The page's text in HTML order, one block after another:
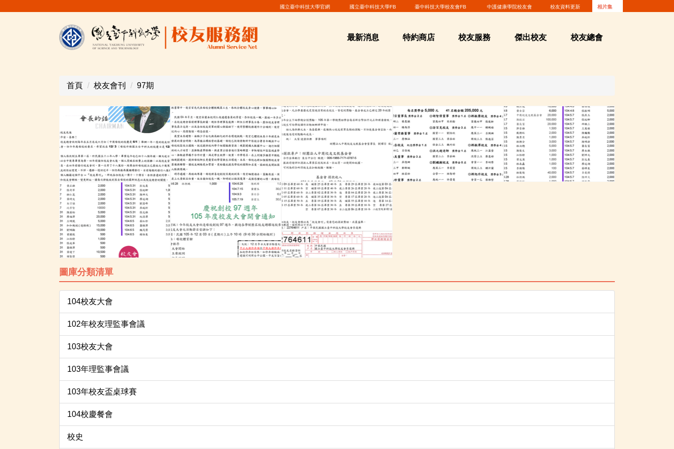
國立臺中科技大學官網 國立臺中科技大學FB 臺中科技大學校友會FB 中護健康學院校友會 校友資料更新 相片集
最新消息 特約商店 校友服務 傑出校友 校友總會
首頁 校友會刊 97期
圖庫分類清單
104校友大會
102年校友理監事會議
103校友大會
103年理監事會議
103年校友盃桌球賽
104校慶餐會
校史